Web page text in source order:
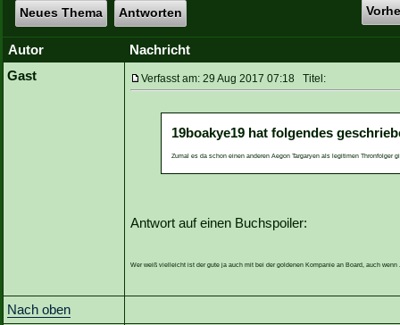
Neues Thema Antworten
Autor
Nachricht
Gast
Verfasst am: 29 Aug 2017 07:18 Titel:
19boakye19 hat folgendes
Zumal es da schon einen anderen Aegon Targaryen als legitimen Thronfolger
Antwort auf einen Buchspoiler:
Wer weiß vielleicht ist der gute ja auch mit bei der goldenen Kompanie an Board, auch
Nach oben